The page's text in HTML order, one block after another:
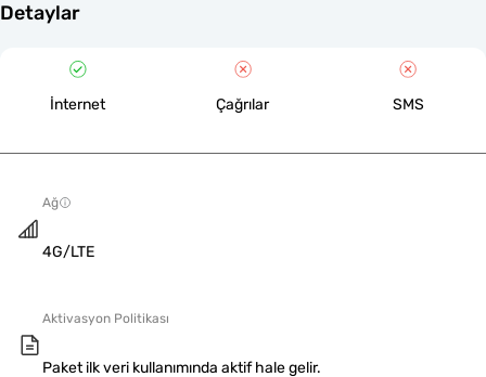
Detaylar
İnternet Çağrılar SMS
Ağ
4G/LTE
Aktivasyon Politikası
Paket ilk veri kullanımında aktif hale gelir.